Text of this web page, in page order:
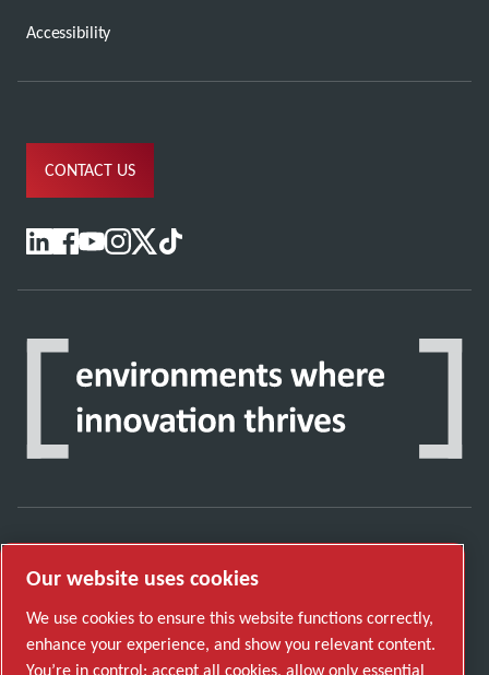
Accessibility
CONTACT US
Discover how the Atlas Copco Group enables
Visit Atlas Copco Group website
Part of Atlas Copco Group
Our website uses cookies
We use cookies to ensure this website functions correctly,
enhance your experience, and show you relevant content.
You’re in control: accept all cookies, allow only essential